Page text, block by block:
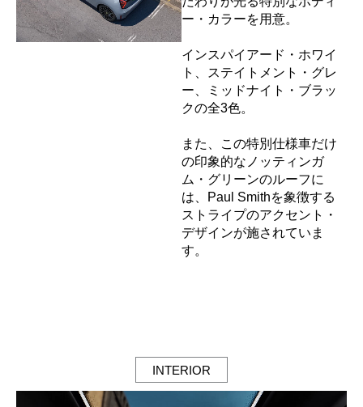
ー・カラーを用意。
​インスパイアード・ホワイ
ト、ステイトメント・グレ
ー、ミッドナイト・ブラッ
クの全3色。​
また、この特別仕様車だけ
の印象的なノッティンガ
ム・グリーンのルーフに
は、Paul Smithを象徴する
ストライプのアクセント・
デザインが施されていま
す。​
INTERIOR